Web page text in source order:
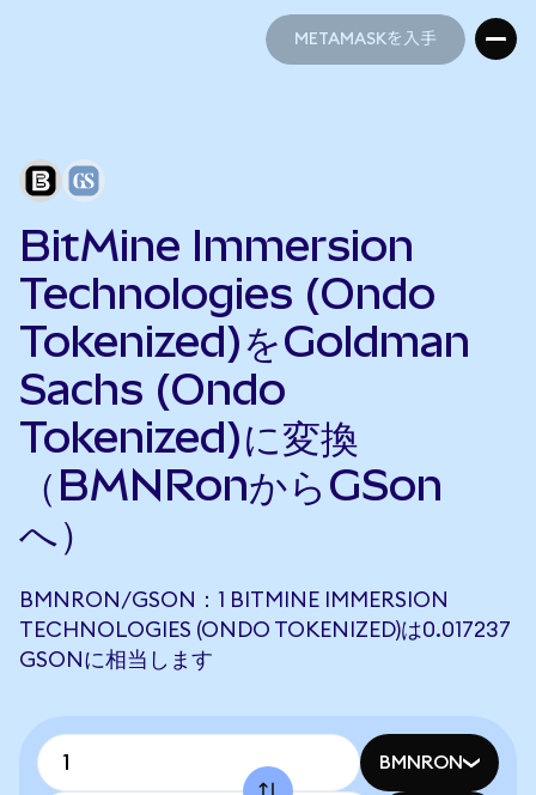
METAMASKを入手
BitMine Immersion
Technologies (Ondo
Tokenized)をGoldman
Sachs (Ondo
Tokenized)に変換
（BMNRonからGSon
へ）
BMNRON/GSON：1 BITMINE IMMERSION
TECHNOLOGIES (ONDO TOKENIZED)は0.017237
GSONに相当します
BMNRON